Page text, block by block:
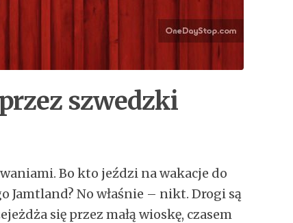
szwedzki
Bo kto jeździ na wakacje do
No właśnie – nikt. Drogi są
się przez małą wioskę, czasem